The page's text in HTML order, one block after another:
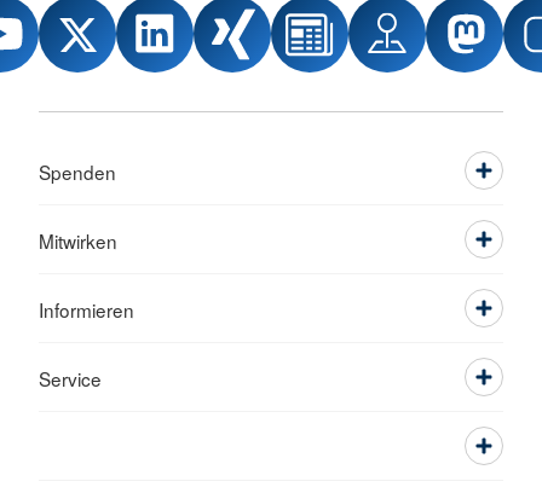
Spenden
Mitwirken
Informieren
Service